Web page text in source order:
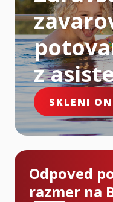
z
SKLENI
Odpoved
razmer na